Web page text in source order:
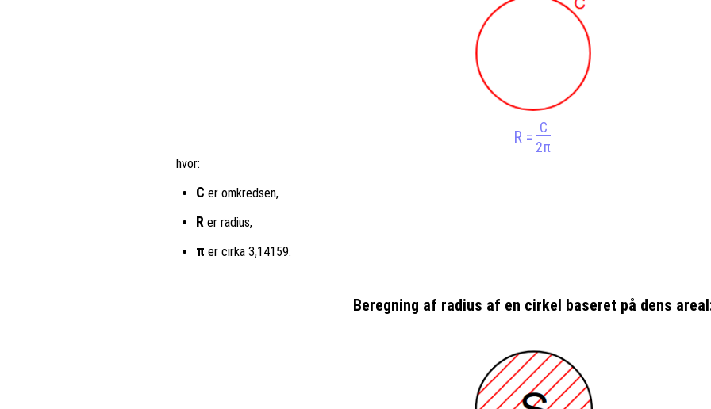
R =
C
2π
hvor:
C er omkredsen,
R er radius,
π er cirka 3,14159.
Beregning af radius af en cirkel baseret på dens